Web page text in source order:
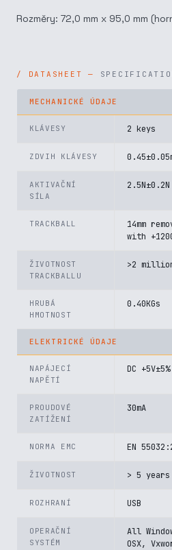
Rozměry: 72,0 mm x 95,0 mm
MECHANICKÉ ÚDAJE
KLÁVESY 2 keys
ZDVIH KLÁVESY
AKTIVAČNÍ
SÍLA
2.5N±0.2N
TRACKBALL
14mm
with
ŽIVOTNOST
TRACKBALLU
>2
HRUBÁ
HMOTNOST
0.40KGs
ELEKTRICKÉ ÚDAJE
NAPÁJECÍ
NAPĚTÍ
DC +5V±5%
PROUDOVÉ
ZATÍŽENÍ
30mA
NORMA EMC EN
ŽIVOTNOST > 5 years
ROZHRANÍ USB
OPERAČNÍ
SYSTÉM
All
OSX,